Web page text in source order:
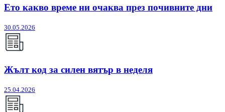
Ето какво време ни очаква през почивните дни
30.05.2026
Жълт код за силен вятър в неделя
25.04.2026